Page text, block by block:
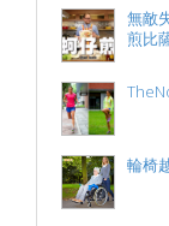
無敵
煎比
輪椅